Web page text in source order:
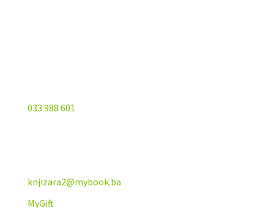
033 988 601
knjizara2@mybook.ba
MyGift